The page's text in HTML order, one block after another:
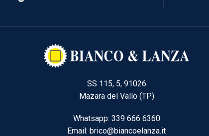
SS 115, 5, 91026
Mazara del Vallo (TP)
Whatsapp: 339 666 6360
Email: brico@biancoelanza.it